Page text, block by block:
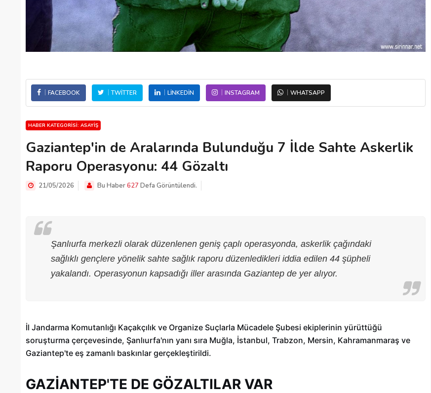
FACEBOOK TWITTER LINKEDIN INSTAGRAM WHATSAPP
HABER KATEGORISI: ASAYIŞ
Gaziantep'in de Aralarında Bulunduğu 7 İlde Sahte Askerlik
Raporu Operasyonu: 44 Gözaltı
21/05/2026 Bu Haber627 Defa Görüntülendi.
Şanlıurfa merkezli olarak düzenlenen geniş çaplı operasyonda, askerlik çağındaki
sağlıklı gençlere yönelik sahte sağlık raporu düzenledikleri iddia edilen 44 şüpheli
yakalandı. Operasyonun kapsadığı iller arasında Gaziantep de yer alıyor.
İl Jandarma Komutanlığı Kaçakçılık ve Organize Suçlarla Mücadele Şubesi ekiplerinin yürüttüğü
soruşturma çerçevesinde, Şanlıurfa'nın yanı sıra Muğla, İstanbul, Trabzon, Mersin, Kahramanmaraş ve
Gaziantep'te eş zamanlı baskınlar gerçekleştirildi.
GAZİANTEP'TE DE GÖZALTILAR VAR
Ücretlerine Yüzde 70 Zam Geliyor